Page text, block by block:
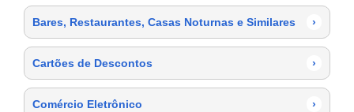
Bares, Restaurantes, Casas Noturnas e Similares ›
Cartões de Descontos ›
Comércio Eletrônico ›